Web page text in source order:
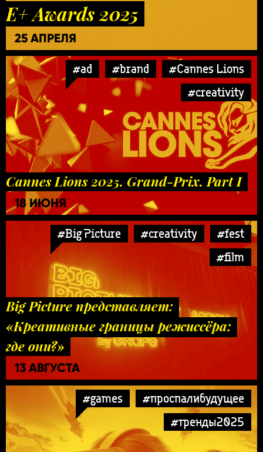
E+ Awards 2025
25 АПРЕЛЯ
#ad #brand
#Cannes Lions
#creativity
Cannes Lions 2025. Grand-Prix. Part I
18 ИЮНЯ
#Big Picture #creativity
#fest
#film
Big Picture представляет:
«Креативные границы режиссёра:
где они?»
13 АВГУСТА
#games
#проспалибудущее
#тренды2025